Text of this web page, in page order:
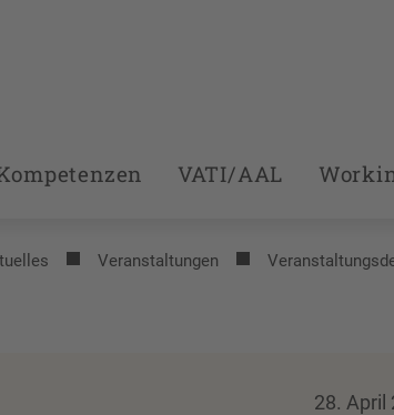
VATI/AAL
Veranstaltungen
28. April